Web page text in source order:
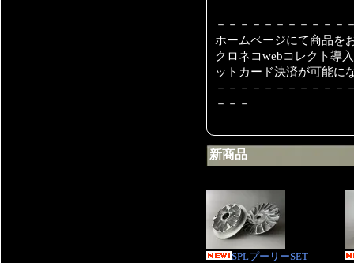
－－－－－－－－－－－
ホームページにて商品を
クロネコwebコレクト導
ットカード決済が可能に
－－－－－－－－－－－
－－－
新商品
SPLプーリーSET